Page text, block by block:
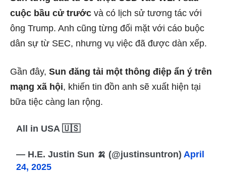
cuộc bầu cử trước và có lịch sử tương tác với
ông Trump. Anh cũng từng đối mặt với cáo buộc
dân sự từ SEC, nhưng vụ việc đã được dàn xếp.
Gần đây, Sun đăng tải một thông điệp ẩn ý trên
mạng xã hội, khiến tin đồn anh sẽ xuất hiện tại
bữa tiệc càng lan rộng.
All in USA 🇺🇸
— H.E. Justin Sun 🍌 (@justinsuntron) April
24, 2025